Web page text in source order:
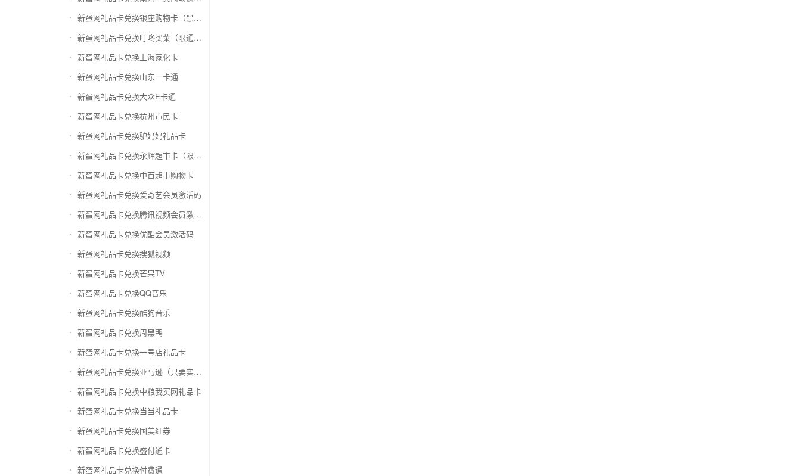
新蛋网礼品卡兑换银座购物卡（黑卡）
新蛋网礼品卡兑换叮咚买菜（限通用礼品卡）
新蛋网礼品卡兑换上海家化卡
新蛋网礼品卡兑换山东一卡通
新蛋网礼品卡兑换大众E卡通
新蛋网礼品卡兑换杭州市民卡
新蛋网礼品卡兑换驴妈妈礼品卡
新蛋网礼品卡兑换永辉超市卡（限实体卡）
新蛋网礼品卡兑换中百超市购物卡
新蛋网礼品卡兑换爱奇艺会员激活码
新蛋网礼品卡兑换腾讯视频会员激活码
新蛋网礼品卡兑换优酷会员激活码
新蛋网礼品卡兑换搜狐视频
新蛋网礼品卡兑换芒果TV
新蛋网礼品卡兑换QQ音乐
新蛋网礼品卡兑换酷狗音乐
新蛋网礼品卡兑换周黑鸭
新蛋网礼品卡兑换一号店礼品卡
新蛋网礼品卡兑换亚马逊（只要实体卡）
新蛋网礼品卡兑换中粮我买网礼品卡
新蛋网礼品卡兑换当当礼品卡
新蛋网礼品卡兑换国美红券
新蛋网礼品卡兑换盛付通卡
新蛋网礼品卡兑换付费通